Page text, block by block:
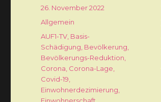
Veröffentlicht
am
26. November 2022
Kategorien
Allgemein
Schlagwörter
AUF1-TV Basis-
Schädigung Bevölkerung
Bevölkerungs-Reduktion
Corona Corona-Lage
Covid-19
Einwohnerdezimierung